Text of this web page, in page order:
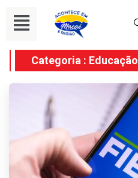
Categoria : Educação